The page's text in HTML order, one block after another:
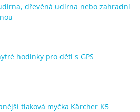
dřevěná udírna nebo zahradní
hodinky pro děti s GPS
tlaková myčka Kärcher K5